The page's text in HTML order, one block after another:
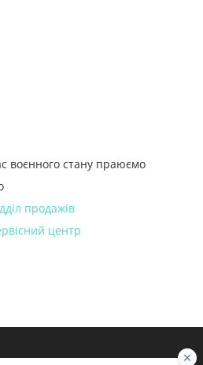
воєнного стану праюємо
продажів
центр